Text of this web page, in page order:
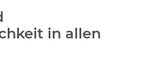
in allen